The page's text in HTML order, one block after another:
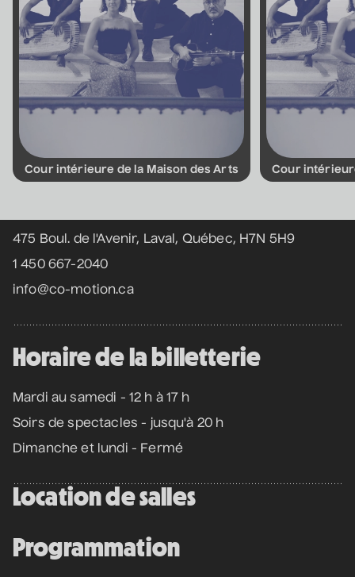
Mathieu Cyr
• Adulte
11 septembre 2026• 20 h 00
Théâtre des Muses
16 ans et +
• 20 ans de Voix de Fait
12 septembre 2026
Gratuit
Programmation complète
Cour intérieure de la Maison des Arts Cour
475 Boul. de l'Avenir, Laval, Québec, H7N 5H9
1 450 667-2040
info@co-motion.ca
Horaire de la billetterie
Mardi au samedi - 12 h à 17 h
Soirs de spectacles - jusqu'à 20 h
Dimanche et lundi - Fermé
Location de salles
Programmation